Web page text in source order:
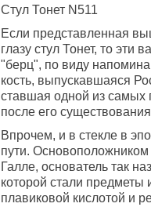
Стул Тонет N511
Если представленная
глазу стул Тонет, то
"берц", по виду
кость, выпускавшаяся
ставшая одной из самых
после его
Впрочем, и в стекле в
пути.
Галле, основатель так
которой стали предметы
плавиковой кислотой и